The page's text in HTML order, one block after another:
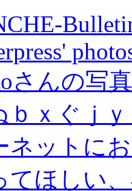
さんの写
ｂｘぐｊ
ネットに
てほしい